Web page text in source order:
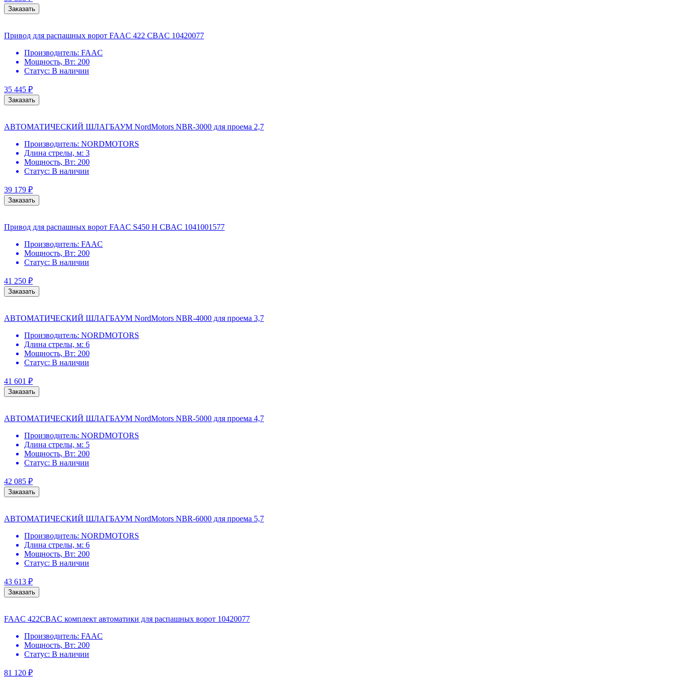
Заказать
Привод для распашных ворот FAAC 422 CBAC 10420077
Производитель: FAAC
Мощность, Вт: 200
Статус: В наличии
35 445 ₽
Заказать
АВТОМАТИЧЕСКИЙ ШЛАГБАУМ NordMotors NBR-3000 для проема 2,7
Производитель: NORDMOTORS
Длина стрелы, м: 3
Мощность, Вт: 200
Статус: В наличии
39 179 ₽
Заказать
Привод для распашных ворот FAAC S450 H CBAC 1041001577
Производитель: FAAC
Мощность, Вт: 200
Статус: В наличии
41 250 ₽
Заказать
АВТОМАТИЧЕСКИЙ ШЛАГБАУМ NordMotors NBR-4000 для проема 3,7
Производитель: NORDMOTORS
Длина стрелы, м: 6
Мощность, Вт: 200
Статус: В наличии
41 601 ₽
Заказать
АВТОМАТИЧЕСКИЙ ШЛАГБАУМ NordMotors NBR-5000 для проема 4,7
Производитель: NORDMOTORS
Длина стрелы, м: 5
Мощность, Вт: 200
Статус: В наличии
42 085 ₽
Заказать
АВТОМАТИЧЕСКИЙ ШЛАГБАУМ NordMotors NBR-6000 для проема 5,7
Производитель: NORDMOTORS
Длина стрелы, м: 6
Мощность, Вт: 200
Статус: В наличии
43 613 ₽
Заказать
FAAC 422CBAC комплект автоматики для распашных ворот 10420077
Производитель: FAAC
Мощность, Вт: 200
Статус: В наличии
81 120 ₽